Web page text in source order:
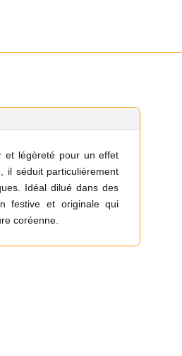
et légèreté pour un effet
il séduit particulièrement
Idéal dilué dans des
festive et originale qui
coréenne.